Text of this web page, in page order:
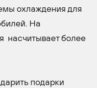
охлаждения для
На
насчитывает более
подарки